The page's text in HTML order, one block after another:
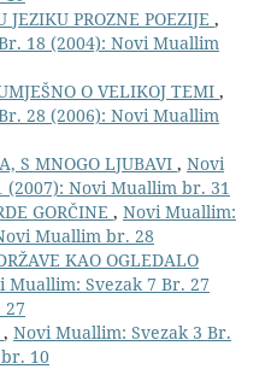
JEZIKU PROZNE POEZIJE ,
18 (2004): Novi Muallim
O VELIKOJ TEMI ,
28 (2006): Novi Muallim
S MNOGO LJUBAVI , Novi
(2007): Novi Muallim br. 31
GORČINE , Novi Muallim:
Muallim br. 28
KAO OGLEDALO
Muallim: Svezak 7 Br. 27
, Novi Muallim: Svezak 3 Br.
10